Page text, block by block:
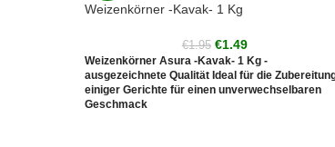
Weizenkörner -Kavak- 1 Kg
€1.95 €1.49
Weizenkörner Asura -Kavak- 1 Kg -
ausgezeichnete Qualität Ideal für die
einiger Gerichte für einen unverwechselbaren
Geschmack